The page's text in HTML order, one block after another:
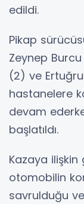
edildi.
Pikap
Zeynep
(2) ve
hastanelere
devam
başlatıldı.
Kazaya ilişkin
otomobilin
savrulduğu